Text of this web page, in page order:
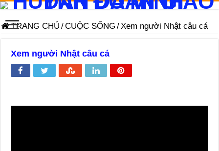
TRANG CHỦ /CUỘC SỐNG /Xem người Nhật câu cá
Xem người Nhật câu cá